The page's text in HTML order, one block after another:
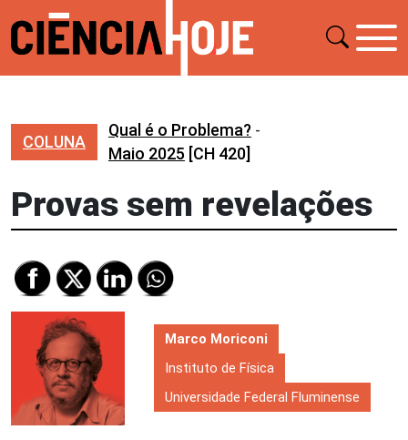
COLUNA
Qual é o Problema? -
Maio 2025 [CH 420]
Provas sem revelações
Marco Moriconi
Instituto de Física
Universidade Federal Fluminense